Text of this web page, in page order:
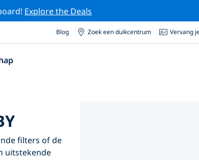
Explore the Deals
Blog Zoek een duikcentrum Vervang
filters of de
uitstekende